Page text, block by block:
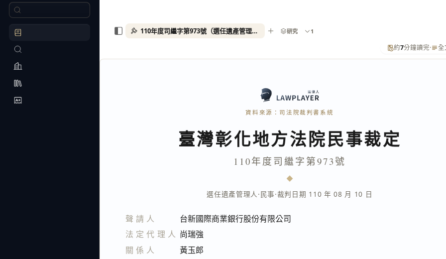
約7分鐘讀完· 全
資料來源：司法院裁判書系統
臺灣彰化地方法院民事裁定
110年度司繼字第973號
選任遺產管理人·民事·裁判日期 110 年 08 月 10 日
聲請人
台新國際商業銀行股份有限公司
法定代理人 尚瑞強
關係人
黃玉郎
110年度司繼字第973號（選任遺產管理人） 研究 1